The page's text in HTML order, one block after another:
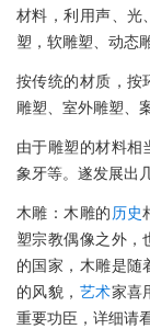
材料，利用声、光
塑，软雕塑、动态
按传统的材质，按
雕塑、室外雕塑、
由于雕塑的材料相
象牙等。遂发展出
木雕：木雕的 历史
塑宗教偶像之外，
的国家，木雕是随
的风貌， 艺术家喜
重要功臣，详细请